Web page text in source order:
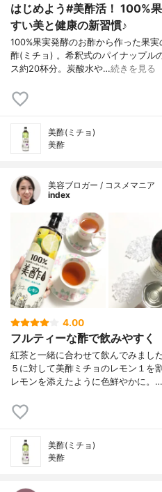
はじめよう#美酢活！ 100%
すい美と健康の新習慣♪
100%果実発酵のお酢から作った果
酢(ミチョ) 。希釈式のパイナップル
ス約20杯分。炭酸水や…続きを見る
美酢(ミチョ)
美酢
美容ブロガー / コスメマニア
index
4.00
フルティーな酢で飲みやすく
紅茶と一緒に合わせて飲んでみまし
５に対して美酢ミチョのレモン１を
レモンを添えたように色鮮やかに。…
美酢(ミチョ)
美酢